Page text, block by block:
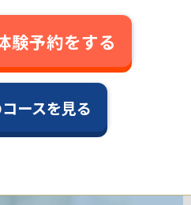
験予約をする
ースを見る